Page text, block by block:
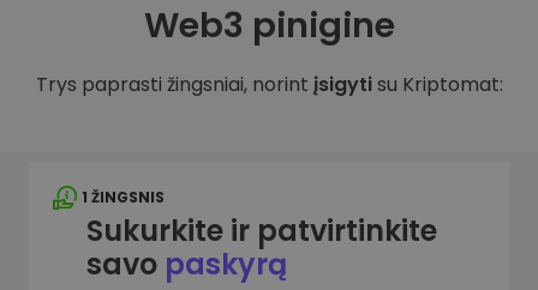
Web3 pinigine
Trys paprasti žingsniai, norint įsigytisu Kriptomat:
1 ŽINGSNIS
Sukurkite ir patvirtinkite
savo paskyrą